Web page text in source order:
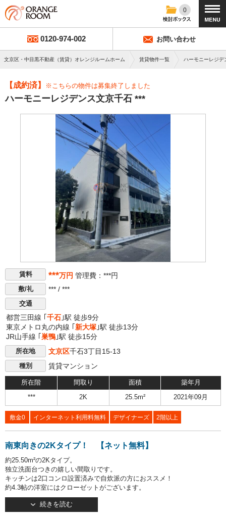
0
0120-974-002 お問い合わせ
文京区・中目黒不動産（賃貸）オレンジルームホーム 賃貸物件一覧 ハーモニーレジデ
【成約済】 ※こちらの物件は募集終了しました
ハーモニーレジデンス文京千石 ***
賃料 ***万円 管理費：***円
敷/礼 *** / ***
交通
都営三田線 ｢ 千石 ｣駅 徒歩9分
東京メトロ丸の内線 ｢ 新大塚 ｣駅 徒歩13分
JR山手線 ｢ 巣鴨 ｣駅 徒歩15分
所在地 文京区千石3丁目15-13
種別 賃貸マンション
所在階 間取り 面積 築年月
*** 2K 25.5m² 2021年09月
敷金0 インターネット利用料無料 デザイナーズ 2階以上
南東向きの2Kタイプ！ 【ネット無料】
約25.50m²の2Kタイプ。
独立洗面台つきの嬉しい間取りです。
キッチンは2口コンロ設置済みで自炊派の方におススメ！
約4.3帖の洋室にはクローゼットがございます。
○建物情報○
続きを読む